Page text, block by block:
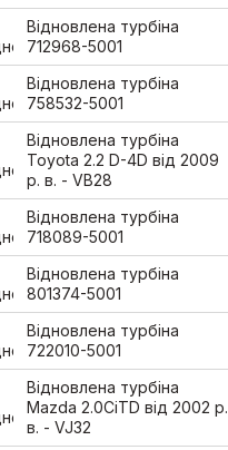
Відновлена турбіна
712968-5001
Відновлена турбіна
758532-5001
Відновлена турбіна
Toyota 2.2 D-4D від 2009
р. в. - VB28
Відновлена турбіна
718089-5001
Відновлена турбіна
801374-5001
Відновлена турбіна
722010-5001
Відновлена турбіна
Mazda 2.0CiTD від 2002 р.
в. - VJ32